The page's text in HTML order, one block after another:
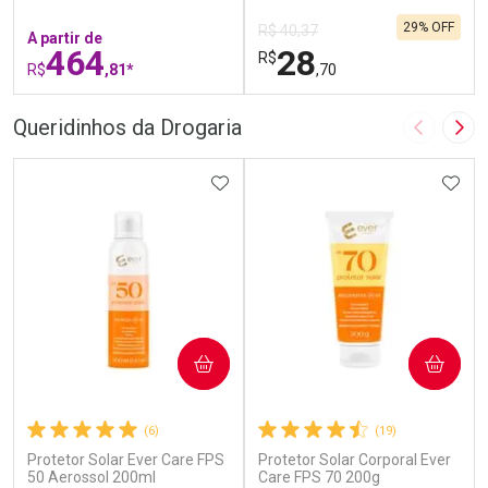
A partir de
R$464,81*
Ativar Desconto
R$ 40,37
R$28,70
29% OFF
Ativar Desconto
Queridinhos da Drogaria Imagem
(6)
Protetor Solar Ever Care FPS
50 Aerossol 200ml
ADICIONAR AOS FAVORITOS
COMPRAR
(19)
Protetor Solar Corporal Ever
Care FPS 70 200g
COMPRAR